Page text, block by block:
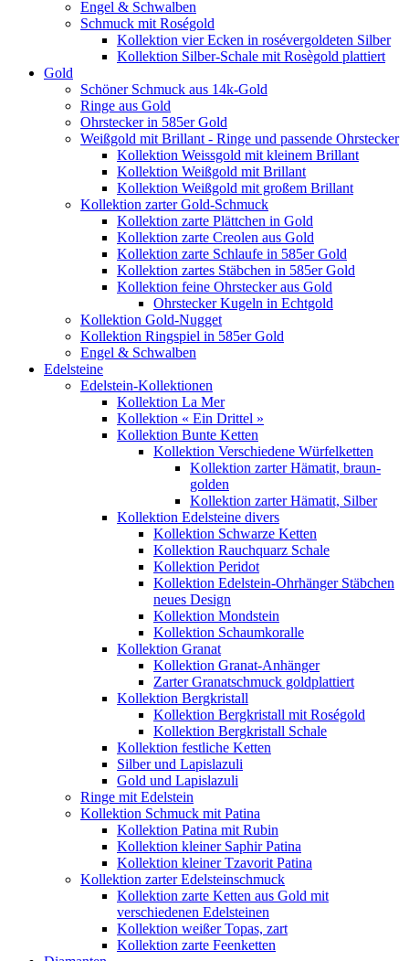
Engel & Schwalben
Schmuck mit Roségold
Kollektion vier Ecken in rosévergoldeten Silber
Kollektion Silber-Schale mit Rosègold plattiert
Gold
Schöner Schmuck aus 14k-Gold
Ringe aus Gold
Ohrstecker in 585er Gold
Weißgold mit Brillant - Ringe und passende Ohrstecker
Kollektion Weissgold mit kleinem Brillant
Kollektion Weißgold mit Brillant
Kollektion Weißgold mit großem Brillant
Kollektion zarter Gold-Schmuck
Kollektion zarte Plättchen in Gold
Kollektion zarte Creolen aus Gold
Kollektion zarte Schlaufe in 585er Gold
Kollektion zartes Stäbchen in 585er Gold
Kollektion feine Ohrstecker aus Gold
Ohrstecker Kugeln in Echtgold
Kollektion Gold-Nugget
Kollektion Ringspiel in 585er Gold
Engel & Schwalben
Edelsteine
Edelstein-Kollektionen
Kollektion La Mer
Kollektion « Ein Drittel »
Kollektion Bunte Ketten
Kollektion Verschiedene Würfelketten
Kollektion zarter Hämatit, braun-
golden
Kollektion zarter Hämatit, Silber
Kollektion Edelsteine divers
Kollektion Schwarze Ketten
Kollektion Rauchquarz Schale
Kollektion Peridot
Kollektion Edelstein-Ohrhänger Stäbchen
neues Design
Kollektion Mondstein
Kollektion Schaumkoralle
Kollektion Granat
Kollektion Granat-Anhänger
Zarter Granatschmuck goldplattiert
Kollektion Bergkristall
Kollektion Bergkristall mit Roségold
Kollektion Bergkristall Schale
Kollektion festliche Ketten
Silber und Lapislazuli
Gold und Lapislazuli
Ringe mit Edelstein
Kollektion Schmuck mit Patina
Kollektion Patina mit Rubin
Kollektion kleiner Saphir Patina
Kollektion kleiner Tzavorit Patina
Kollektion zarter Edelsteinschmuck
Kollektion zarte Ketten aus Gold mit
verschiedenen Edelsteinen
Kollektion weißer Topas, zart
Kollektion zarte Feenketten